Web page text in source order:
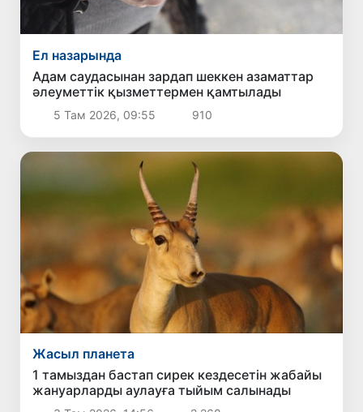
Ел назарында
Адам саудасынан зардап шеккен азаматтар
әлеуметтік қызметтермен қамтылады
5 Там 2026, 09:55 910
Жасыл планета
1 тамыздан бастап сирек кездесетін жабайы
жануарларды аулауға тыйым салынады